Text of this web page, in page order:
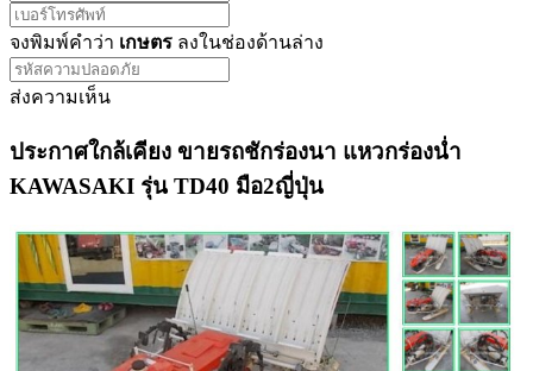
จงพิมพ์คำว่า เกษตร ลงในช่องด้านล่าง
ส่งความเห็น
ประกาศใกล้เคียง ขายรถชักร่องนา แหวกร่องน่ำ
KAWASAKI รุ่น TD40 มือ2ญี่ปุ่น